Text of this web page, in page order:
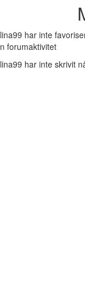
har inte
forumaktivitet
har inte skrivit